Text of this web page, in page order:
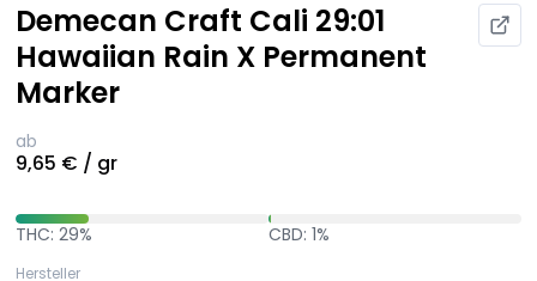
Demecan Craft Cali 29:01
Hawaiian Rain X Permanent
Marker
ab
9,65 € / gr
THC: 29% CBD: 1%
Hersteller